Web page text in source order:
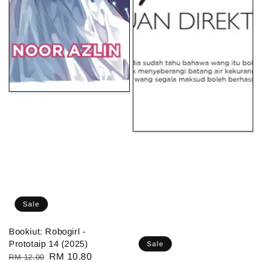
Sale
Bookiut: Robogirl -
Prototaip 14 (2025)
Regular
RM 12.00
Sale
RM 10.80
Sale